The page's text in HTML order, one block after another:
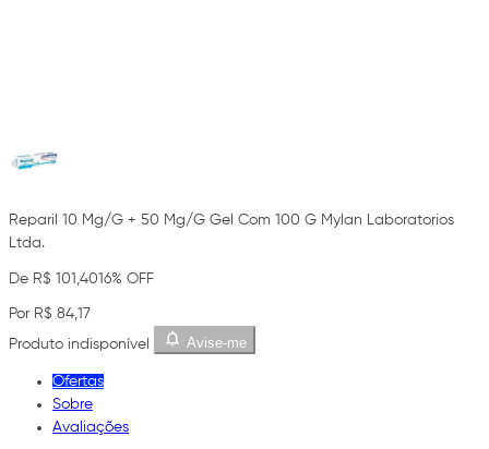
Reparil 10 Mg/G + 50 Mg/G Gel Com 100 G Mylan Laboratorios
Ltda.
De R$ 101,4016% OFF
Por R$ 84,17
Produto indisponível
Avise-me
Ofertas
Sobre
Avaliações